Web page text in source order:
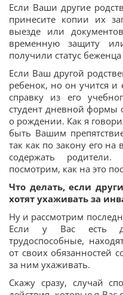
Если Ваши другие
принесите копии их
выезде или
временную защиту
получили статус
Если Ваш другой
ребенок, но он учится и
справку из его
студент дневной формы
о рождении. Как я
быть Вашим
так как по закону его
содержать
посмотрим, как на это
Что делать, если
хотят ухаживать за
Ну и рассмотрим
Если у Вас есть
трудоспособные,
от своих обязанностей
за ним ухаживать.
Скажу сразу, случай